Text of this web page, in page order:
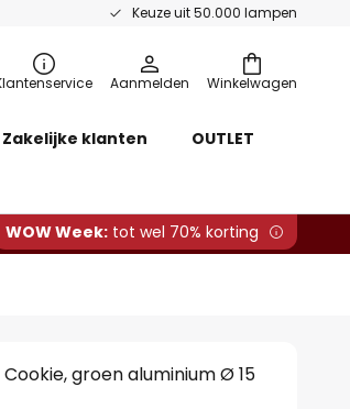
Keuze uit 50.000 lampen
Winkelwagen
Aanmelden
Zakelijke klanten OUTLET
WOW Week: tot wel 70% korting
Cookie, groen aluminium Ø 15